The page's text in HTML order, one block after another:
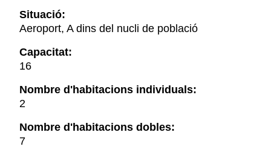
Situació:
Aeroport, A dins del nucli de població
Capacitat:
16
Nombre d'habitacions individuals:
2
Nombre d'habitacions dobles:
7